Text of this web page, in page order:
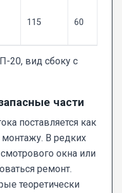
115 60
20, вид сбоку с
части
поставляется как
В редких
окна или
ремонт.
теоретически